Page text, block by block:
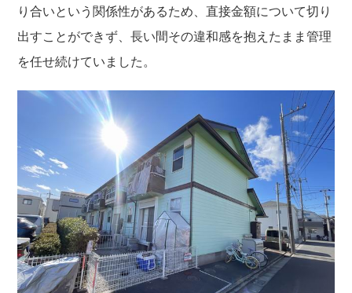
り合いという関係性があるため、直接金額について切り
出すことができず、長い間その違和感を抱えたまま管理
を任せ続けていました。